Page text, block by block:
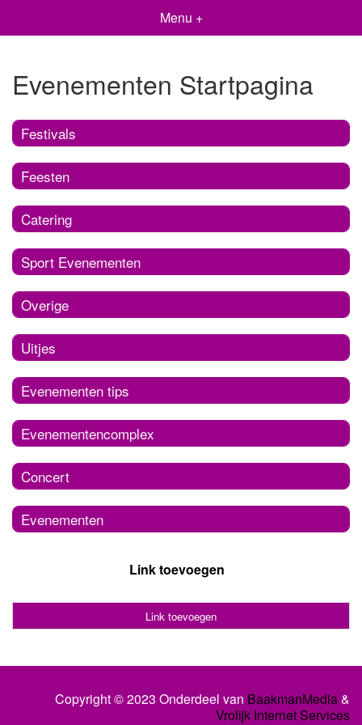
Menu +
Evenementen Startpagina
Festivals
Feesten
Catering
Sport Evenementen
Overige
Uitjes
Evenementen tips
Evenementencomplex
Concert
Evenementen
Link toevoegen
Link toevoegen
Copyright © 2023 Onderdeel van BaakmanMedia&
Vrolijk Internet Services